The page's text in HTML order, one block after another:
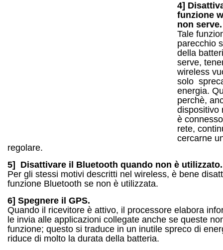
4]
funzione
non serve.
Tale
parecchio
della
serve,
wireless
solo
energia.
perchè,
dispositivo
è
rete,
cercarne
regolare.
5] Disattivare il Bluetooth quando non è utilizzato.
Per gli stessi motivi descritti nel wireless, è bene
funzione Bluetooth se non è utilizzata.
6] Spegnere il GPS.
Quando il ricevitore è attivo, il processore elabora
le invia alle applicazioni collegate anche se queste
funzione; questo si traduce in un inutile spreco di
riduce di molto la durata della batteria.